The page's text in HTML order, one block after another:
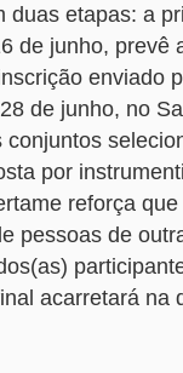
duas etapas: a
de junho, prevê
enviado
de junho, no
por
reforça
pessoas de
acarretará na